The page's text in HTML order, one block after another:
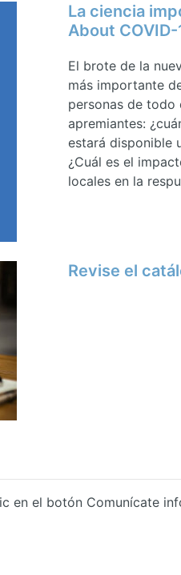
La ciencia
About COVID-
El brote de la
más importante
personas de todo
apremiantes:
estará disponible
¿Cuál es el
locales en la
Revise el
en el botón Comunícate